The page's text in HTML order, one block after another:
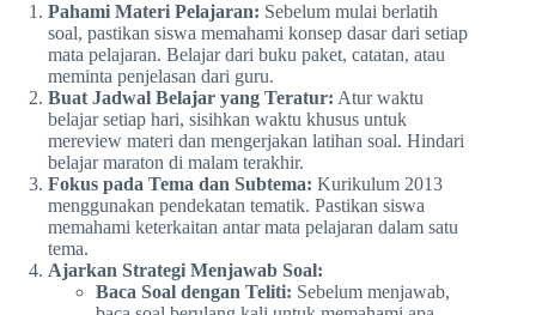
Pahami Materi Pelajaran: Sebelum mulai berlatih
soal, pastikan siswa memahami konsep dasar dari setiap
mata pelajaran. Belajar dari buku paket, catatan, atau
meminta penjelasan dari guru.
Buat Jadwal Belajar yang Teratur: Atur waktu
belajar setiap hari, sisihkan waktu khusus untuk
mereview materi dan mengerjakan latihan soal. Hindari
belajar maraton di malam terakhir.
Fokus pada Tema dan Subtema: Kurikulum 2013
menggunakan pendekatan tematik. Pastikan siswa
memahami keterkaitan antar mata pelajaran dalam satu
tema.
Ajarkan Strategi Menjawab Soal:
Baca Soal dengan Teliti: Sebelum menjawab,